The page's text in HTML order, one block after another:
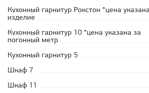
Кухонный гарнитур Рокстон *цена
изделие
Кухонный гарнитур 10 *цена указана за
погонный метр
Кухонный гарнитур 5
Шкаф 7
Шкаф 11